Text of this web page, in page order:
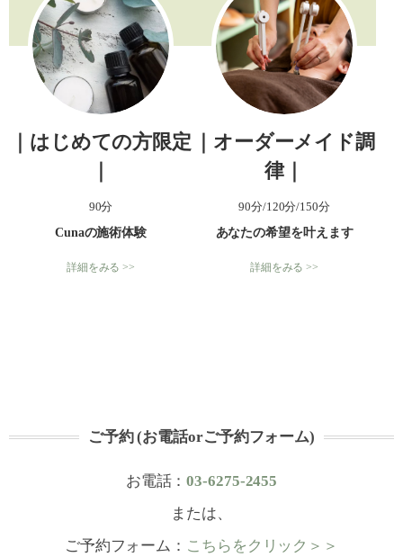
｜はじめての方限定
90分
Cunaの施術体験
詳細をみる >>
｜オーダーメイド調
律｜
90分/120分/150分
あなたの希望を叶えます
詳細をみる >>
ご予約 (お電話orご予約フォーム)
お電話：03-6275-2455
または、
ご予約フォーム： こちらをクリック＞＞